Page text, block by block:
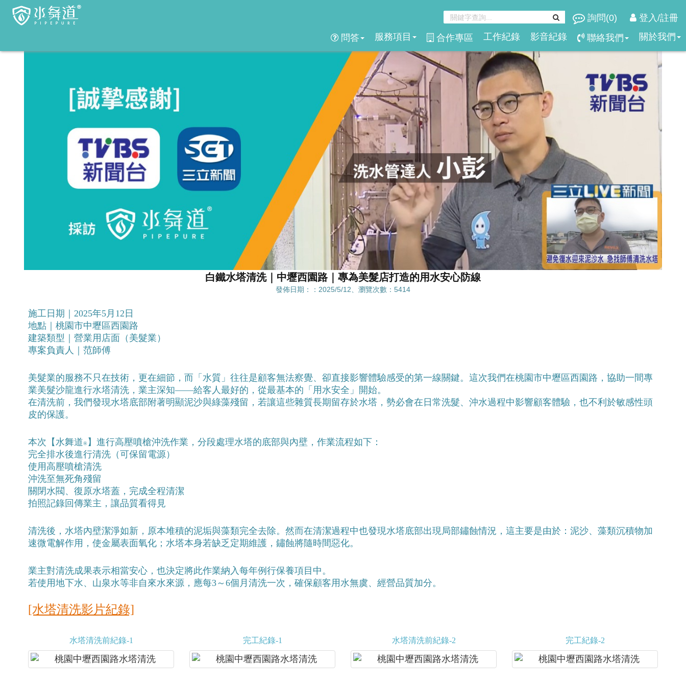
詢問(0)
登入/註冊
問答
服務項目 合作專區 工作紀錄 影音紀錄 聯絡我們 關於我們
白鐵水塔清洗｜中壢西園路｜專為美髮店打造的用水安心防線
發佈日期：：2025/5/12、瀏覽次數：5414
施工日期｜2025年5月12日
地點｜桃園市中壢區西園路
建築類型｜營業用店面（美髮業）
專案負責人｜范師傅
美髮業的服務不只在技術，更在細節，而「水質」往往是顧客無法察覺、卻直接影響體驗感受的第一線關鍵。這次我們在桃園市中壢區西園路，協助一間專
業美髮沙龍進行水塔清洗，業主深知——給客人最好的，從最基本的「用水安全」開始。
在清洗前，我們發現水塔底部附著明顯泥沙與綠藻殘留，若讓這些雜質長期留存於水塔，勢必會在日常洗髮、沖水過程中影響顧客體驗，也不利於敏感性頭
皮的保護。
本次【水舞道® 】進行高壓噴槍沖洗作業，分段處理水塔的底部與內壁，作業流程如下：
完全排水後進行清洗（可保留電源）
使用高壓噴槍清洗
沖洗至無死角殘留
關閉水閥、復原水塔蓋，完成全程清潔
拍照記錄回傳業主，讓品質看得見
清洗後，水塔內壁潔淨如新，原本堆積的泥垢與藻類完全去除。然而在清潔過程中也發現水塔底部出現局部鏽蝕情況，這主要是由於：泥沙、藻類沉積物加
速微電解作用，使金屬表面氧化；水塔本身若缺乏定期維護，鏽蝕將隨時間惡化。
業主對清洗成果表示相當安心，也決定將此作業納入每年例行保養項目中。
若使用地下水、山泉水等非自來水來源，應每3～6個月清洗一次，確保顧客用水無虞、經營品質加分。
[水塔清洗影片紀錄]
水塔清洗前紀錄-1 完工紀錄-1 水塔清洗前紀錄-2 完工紀錄-2